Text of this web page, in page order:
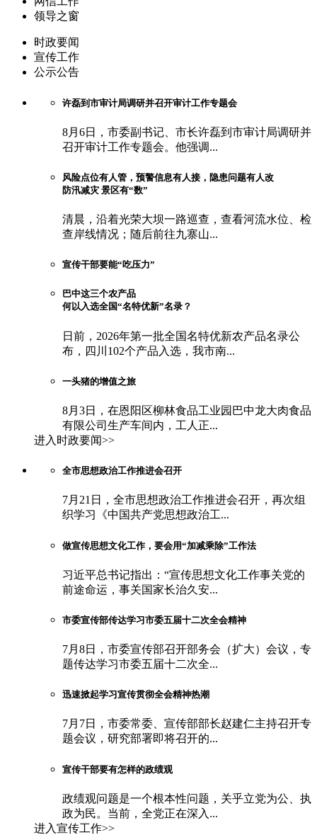
领导之窗
时政要闻
宣传工作
公示公告
许磊到市审计局调研并召开审计工作专题会
8月6日，市委副书记、市长许磊到市审计局调研并
召开审计工作专题会。他强调...
风险点位有人管，预警信息有人接，隐患问题有人改
防汛减灾 景区有“数”
清晨，沿着光荣大坝一路巡查，查看河流水位、检
查岸线情况；随后前往九寨山...
宣传干部要能“吃压力”
巴中这三个农产品
何以入选全国“名特优新”名录？
日前，2026年第一批全国名特优新农产品名录公
布，四川102个产品入选，我市南...
一头猪的增值之旅
8月3日，在恩阳区柳林食品工业园巴中龙大肉食品
有限公司生产车间内，工人正...
进入时政要闻>>
全市思想政治工作推进会召开
7月21日，全市思想政治工作推进会召开，再次组
织学习《中国共产党思想政治工...
做宣传思想文化工作，要会用“加减乘除”工作法
习近平总书记指出：“宣传思想文化工作事关党的
前途命运，事关国家长治久安...
市委宣传部传达学习市委五届十二次全会精神
7月8日，市委宣传部召开部务会（扩大）会议，专
题传达学习市委五届十二次全...
迅速掀起学习宣传贯彻全会精神热潮
7月7日，市委常委、宣传部部长赵建仁主持召开专
题会议，研究部署即将召开的...
宣传干部要有怎样的政绩观
政绩观问题是一个根本性问题，关乎立党为公、执
政为民。当前，全党正在深入...
进入宣传工作>>